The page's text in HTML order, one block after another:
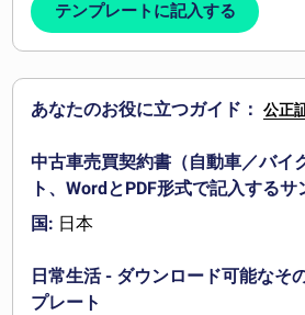
テンプレートに記入する
あなたのお役に立つガイド：公正
中古車売買契約書（自動車／バイ
ト、WordとPDF形式で記入する
国: 日本
日常生活 - ダウンロード可能なそ
プレート